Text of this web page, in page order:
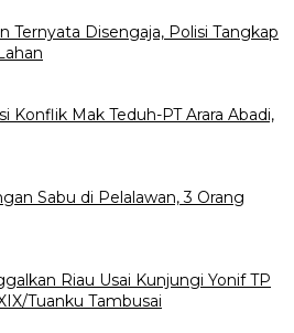
Ternyata Disengaja, Polisi Tangkap
Konflik Mak Teduh-PT Arara Abadi,
Sabu di Pelalawan, 3 Orang
Riau Usai Kunjungi Yonif TP
Tuanku Tambusai